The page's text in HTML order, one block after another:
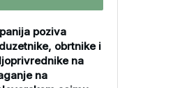
poziva
obrtnike i
na
na